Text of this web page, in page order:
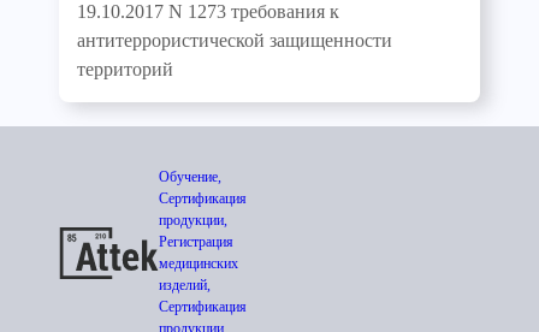
19.10.2017 N 1273 требования к
антитеррористической защищенности
территорий
Обучение,
Сертификация
продукции,
Регистрация
медицинских
изделий,
Сертификация
продукции